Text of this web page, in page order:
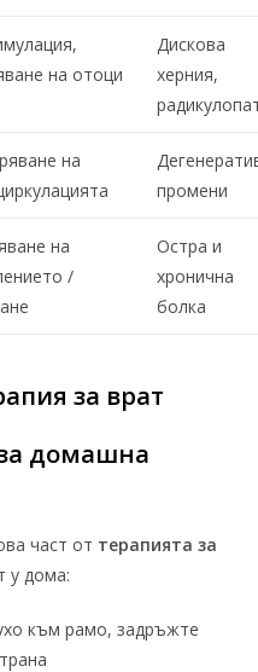
на отоци
Дискова
херния,
на
промени
на
/
Остра и
хронична
болка
за врат
домашна
част от терапията за
у дома:
към рамо, задръжте